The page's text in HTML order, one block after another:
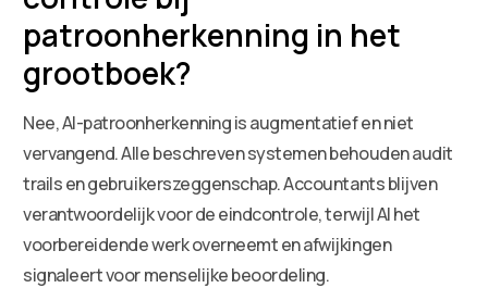
patroonherkenning in het
grootboek?
Nee, AI-patroonherkenning is augmentatief en niet
vervangend. Alle beschreven systemen behouden audit
trails en gebruikerszeggenschap. Accountants blijven
verantwoordelijk voor de eindcontrole, terwijl AI het
voorbereidende werk overneemt en afwijkingen
signaleert voor menselijke beoordeling.